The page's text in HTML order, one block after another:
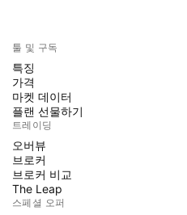
툴 및 구독
특징
가격
마켓 데이터
플랜 선물하기
트레이딩
오버뷰
브로커
브로커 비교
The Leap
스페셜 오퍼